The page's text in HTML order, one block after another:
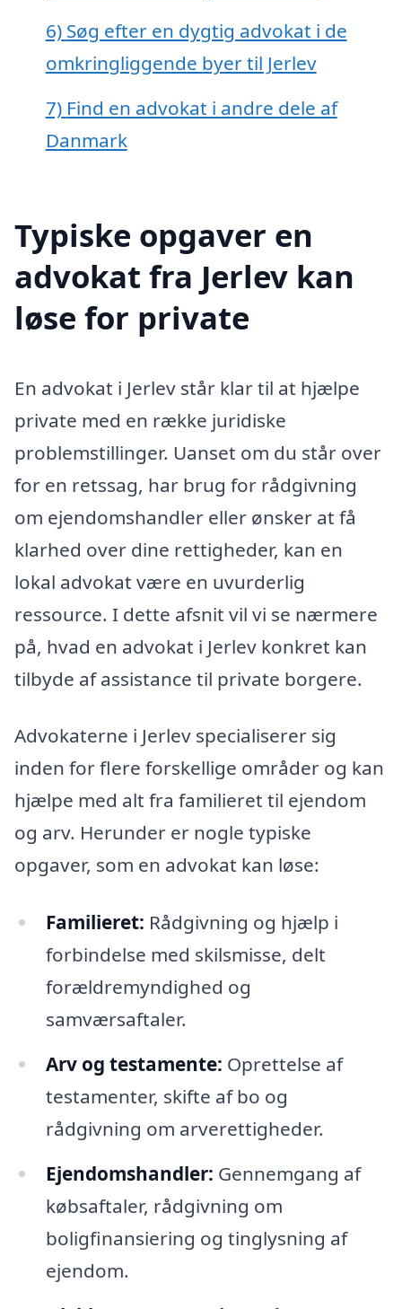
6) Søg efter en dygtig advokat i de
omkringliggende byer til Jerlev
7) Find en advokat i andre dele af
Danmark
Typiske opgaver en
advokat fra Jerlev kan
løse for private
En advokat i Jerlev står klar til at hjælpe
private med en række juridiske
problemstillinger. Uanset om du står over
for en retssag, har brug for rådgivning
om ejendomshandler eller ønsker at få
klarhed over dine rettigheder, kan en
lokal advokat være en uvurderlig
ressource. I dette afsnit vil vi se nærmere
på, hvad en advokat i Jerlev konkret kan
tilbyde af assistance til private borgere.
Advokaterne i Jerlev specialiserer sig
inden for flere forskellige områder og kan
hjælpe med alt fra familieret til ejendom
og arv. Herunder er nogle typiske
opgaver, som en advokat kan løse:
Familieret: Rådgivning og hjælp i
forbindelse med skilsmisse, delt
forældremyndighed og
samværsaftaler.
Arv og testamente: Oprettelse af
testamenter, skifte af bo og
rådgivning om arverettigheder.
Ejendomshandler: Gennemgang af
købsaftaler, rådgivning om
boligfinansiering og tinglysning af
ejendom.